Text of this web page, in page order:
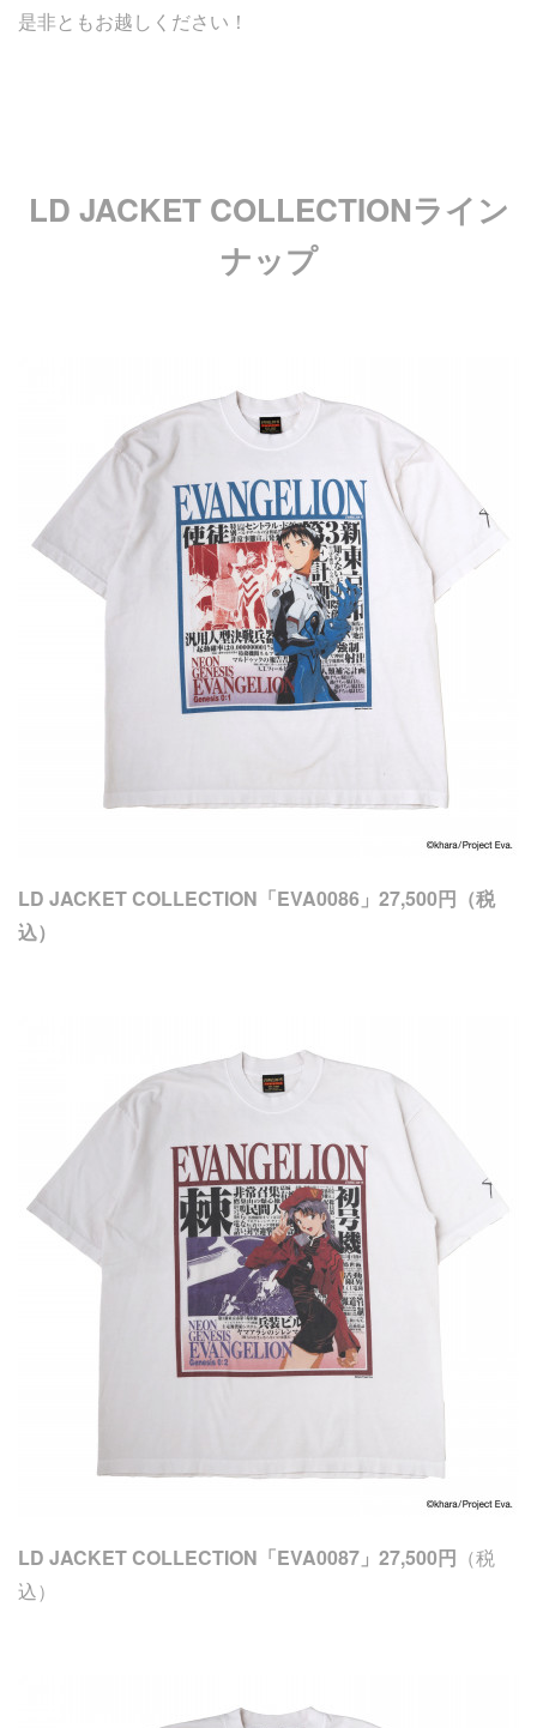
是非ともお越しください！
LD JACKET COLLECTIONライン
ナップ
LD JACKET COLLECTION「EVA0086」27,500円（税
込）
LD JACKET COLLECTION「EVA0087」27,500円 （税
込）